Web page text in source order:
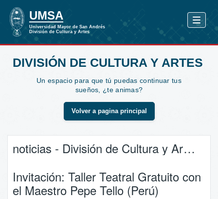
DIVISIÓN DE CULTURA Y ARTES
Un espacio para que tú puedas continuar tus
sueños, ¿te animas?
Volver a pagina principal
noticias - División de Cultura y Artes
Invitación: Taller Teatral Gratuito con
el Maestro Pepe Tello (Perú)